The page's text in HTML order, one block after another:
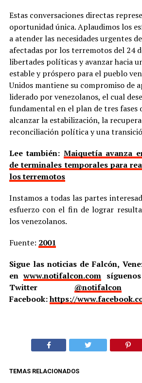
Estas conversaciones directas
oportunidad única. Aplaudimos los
a atender las necesidades urgentes
afectadas por los terremotos del 24
libertades políticas y avanzar hacia
estable y próspero para el pueblo
Unidos mantiene su compromiso de
liderado por venezolanos, el cual
fundamental en el plan de tres fases
alcanzar la estabilización, la
reconciliación política y una
Lee también: Maiquetía avanza
de terminales temporales para
los terremotos
Instamos a todas las partes
esfuerzo con el fin de lograr
los venezolanos.
Fuente: 2001
Sigue las noticias de Falcón,
enwww.notifalcon.com
Twitter @notifalcon
Facebook:https://
TEMAS RELACIONADOS